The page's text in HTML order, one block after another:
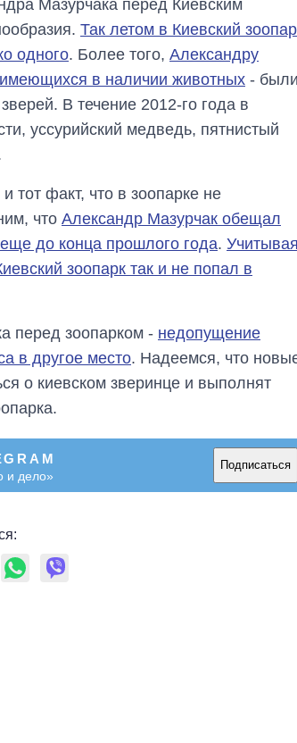
Мазурчака перед Киевским
Так летом в Киевский
одного. Более того, Александру
имеющихся в наличии животных - были
В течение 2012-го года в
уссурийский медведь, пятнистый
тот факт, что в зоопарке не
что Александр Мазурчак обещал
до конца прошлого года. Учитывая
зоопарк так и не попал в
перед зоопарком - недопущение
в другое место. Надеемся, что
о киевском зверинце и выполнят
и дело»
Подписаться
тарифы на
холодную